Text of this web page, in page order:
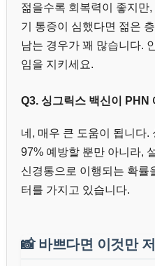
젊을수록 회복력이 좋지만
기 통증이 심했다면 젊은
남는 경우가 꽤 많습니다.
임을 지키세요.
Q3. 싱그릭스 백신이 PHN
네, 매우 큰 도움이 됩니다.
97% 예방할 뿐만 아니라,
신경통으로 이행되는 확률
터를 가지고 있습니다.
📸 바쁘다면 이것만